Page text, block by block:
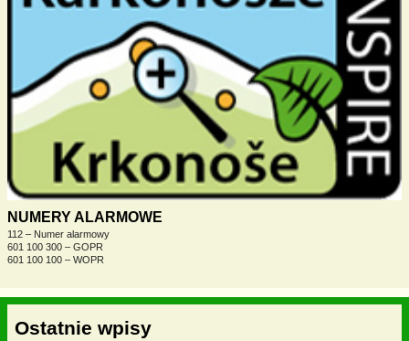
NUMERY ALARMOWE
112 – Numer alarmowy
601 100 300 – GOPR
601 100 100 – WOPR
Ostatnie wpisy